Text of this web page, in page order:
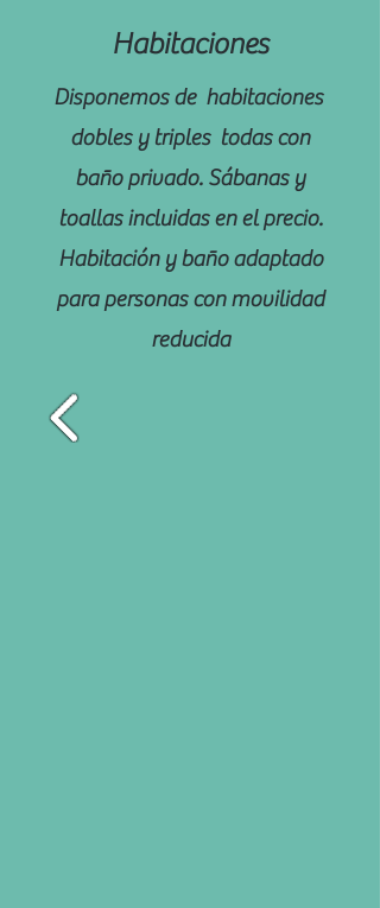
Habitaciones
Disponemos de habitaciones
dobles y triples todas con
baño privado. Sábanas y
toallas incluidas en el precio.
Habitación y baño adaptado
para personas con movilidad
reducida